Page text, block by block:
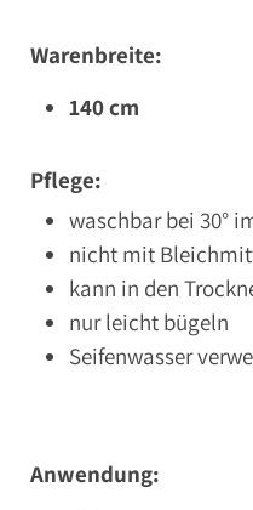
Warenbreite:
140 cm
Pflege:
waschbar bei 30°
nicht mit
kann in den
nur leicht bügeln
Seifenwasser
Anwendung: